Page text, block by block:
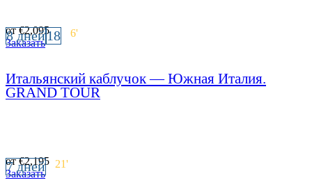
от€2,095
Заказать
8 дней18 6'
Итальянский каблучок — Южная Италия.
GRAND TOUR
от€2,195
Заказать
7 дней 21'